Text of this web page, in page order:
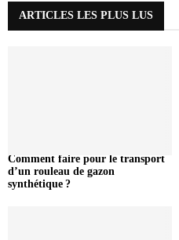
ARTICLES LES PLUS LUS
Comment faire pour le transport
d’un rouleau de gazon
synthétique ?